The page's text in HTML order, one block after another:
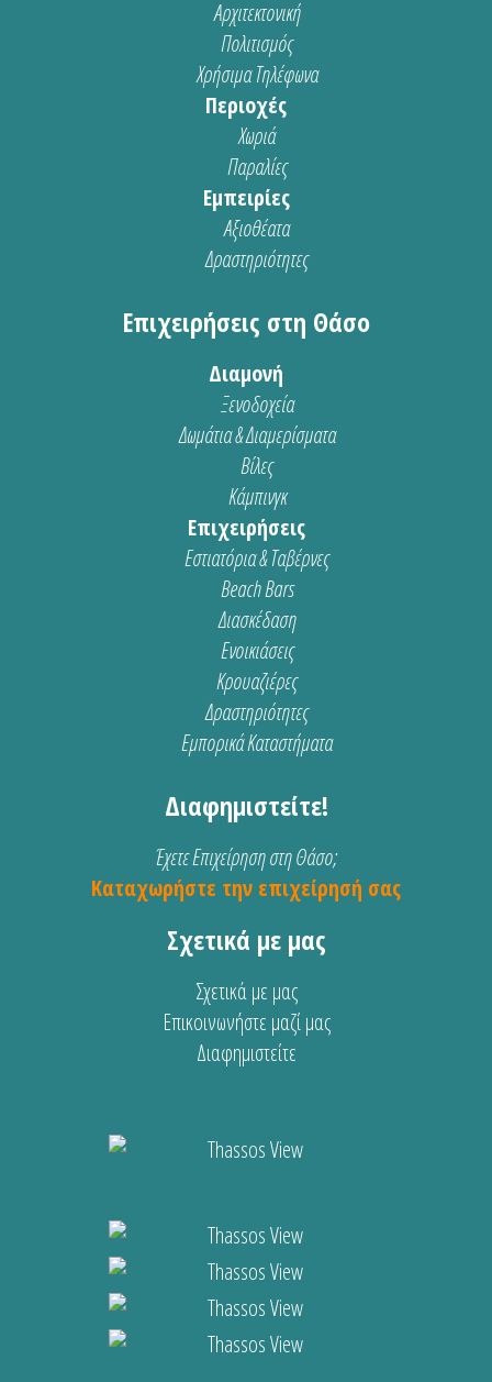
Αρχιτεκτονική
Πολιτισμός
Χρήσιμα Τηλέφωνα
Περιοχές
Χωριά
Παραλίες
Εμπειρίες
Αξιοθέατα
Δραστηριότητες
Επιχειρήσεις στη Θάσο
Διαμονή
Ξενοδοχεία
Δωμάτια & Διαμερίσματα
Βίλες
Κάμπινγκ
Επιχειρήσεις
Εστιατόρια & Ταβέρνες
Beach Bars
Διασκέδαση
Ενοικιάσεις
Κρουαζιέρες
Δραστηριότητες
Εμπορικά Καταστήματα
Διαφημιστείτε!
Έχετε Επιχείρηση στη Θάσο;
Καταχωρήστε την επιχείρησή σας
Σχετικά με μας
Σχετικά με μας
Επικοινωνήστε μαζί μας
Διαφημιστείτε